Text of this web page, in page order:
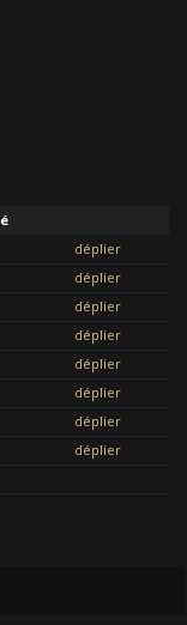
déplier
déplier
déplier
déplier
déplier
déplier
déplier
déplier